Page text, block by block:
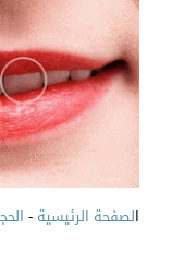
لصفحة الرئيسية-